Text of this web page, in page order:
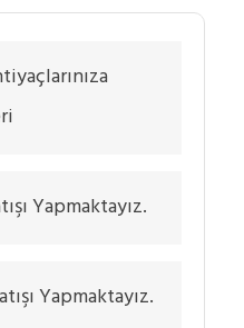
Yapmaktayız.
Yapmaktayız.